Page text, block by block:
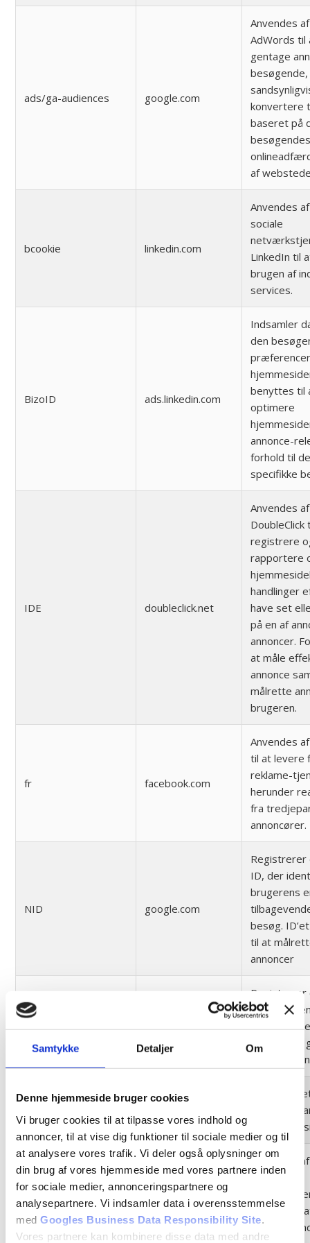
Samtykke Detaljer Om
Denne hjemmeside bruger cookies
Vi bruger cookies til at tilpasse vores indhold og
annoncer, til at vise dig funktioner til sociale medier og til
at analysere vores trafik. Vi deler også oplysninger om
din brug af vores hjemmeside med vores partnere inden
for sociale medier, annonceringspartnere og
analysepartnere. Vi indsamler data i overensstemmelse
med Googles Business Data Responsibility Site
Vores partnere kan kombinere disse data med andre
ads/ga-audiences google.com
Anvendes
AdWords til
gentage
konvertere
baseret på
af
bcookie linkedin.com
Anvendes
sociale
LinkedIn til
brugen af
services.
BizoID ads.linkedin.com
Indsamler
den
benyttes til
optimere
annonce-
forhold til
specifikke
IDE doubleclick.net
Anvendes
DoubleClick
registrere
rapportere
handlinger
have set
på en af
annoncer.
at måle
annonce
målrette
brugeren.
fr facebook.com
Anvendes
til at levere
reklame-
herunder
fra
annoncører.
NID google.com
Registrerer
ID, der
brugerens
besøg.
til at
annoncer
GPS youtube.com
Registrerer
på mobile
at
baseret på
GPS
Gemmer
brugeren
en
lidc linkedin.com
Anvendes
sociale
LinkedIn til
brugen af